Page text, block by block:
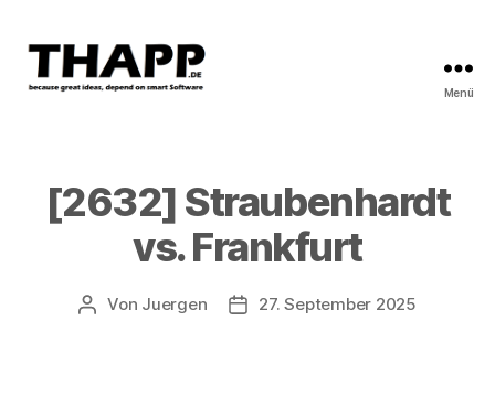
Menü
[2632] Straubenhardt
vs. Frankfurt
Beitragsautor
Von Juergen Beitragsdatum
27. September 2025